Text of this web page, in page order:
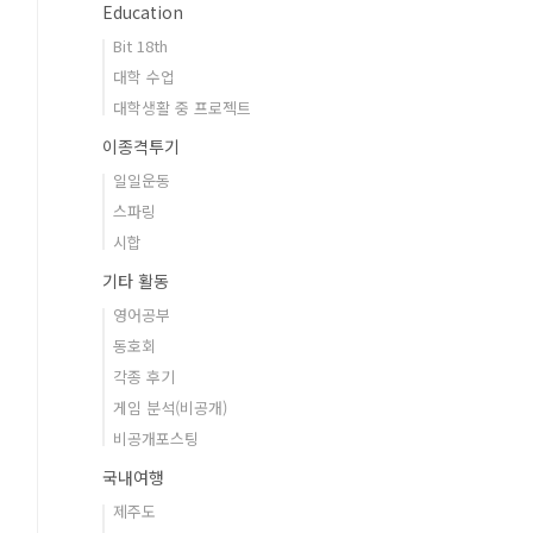
Education
Bit 18th
대학 수업
대학생활 중 프로젝트
이종격투기
일일운동
스파링
시합
기타 활동
영어공부
동호회
각종 후기
게임 분석(비공개)
비공개포스팅
국내여행
제주도